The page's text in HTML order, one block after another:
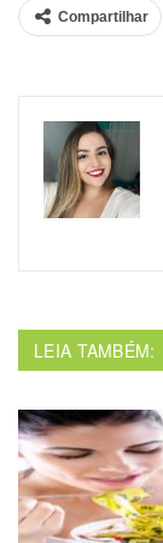
Compartilhar
LEIA TAMBÉM: